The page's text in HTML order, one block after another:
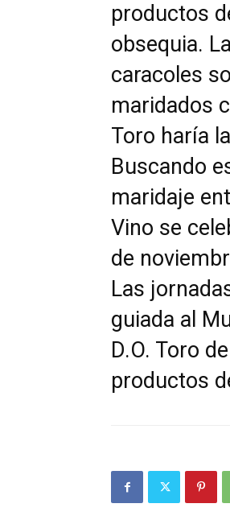
productos
obsequia.
caracoles
maridados
Toro haría
Buscando
maridaje
Vino se
de
Las
guiada al
D.O. Toro
productos